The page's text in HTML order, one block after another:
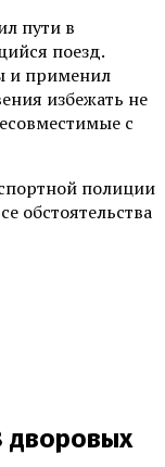
пути в
поезд.
и применил
избежать не
с
полиции
обстоятельства
дворовых